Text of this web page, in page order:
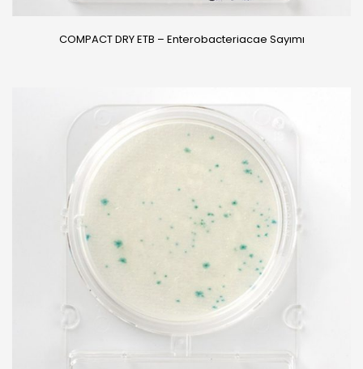
COMPACT DRY ETB – Enterobacteriacae Sayımı